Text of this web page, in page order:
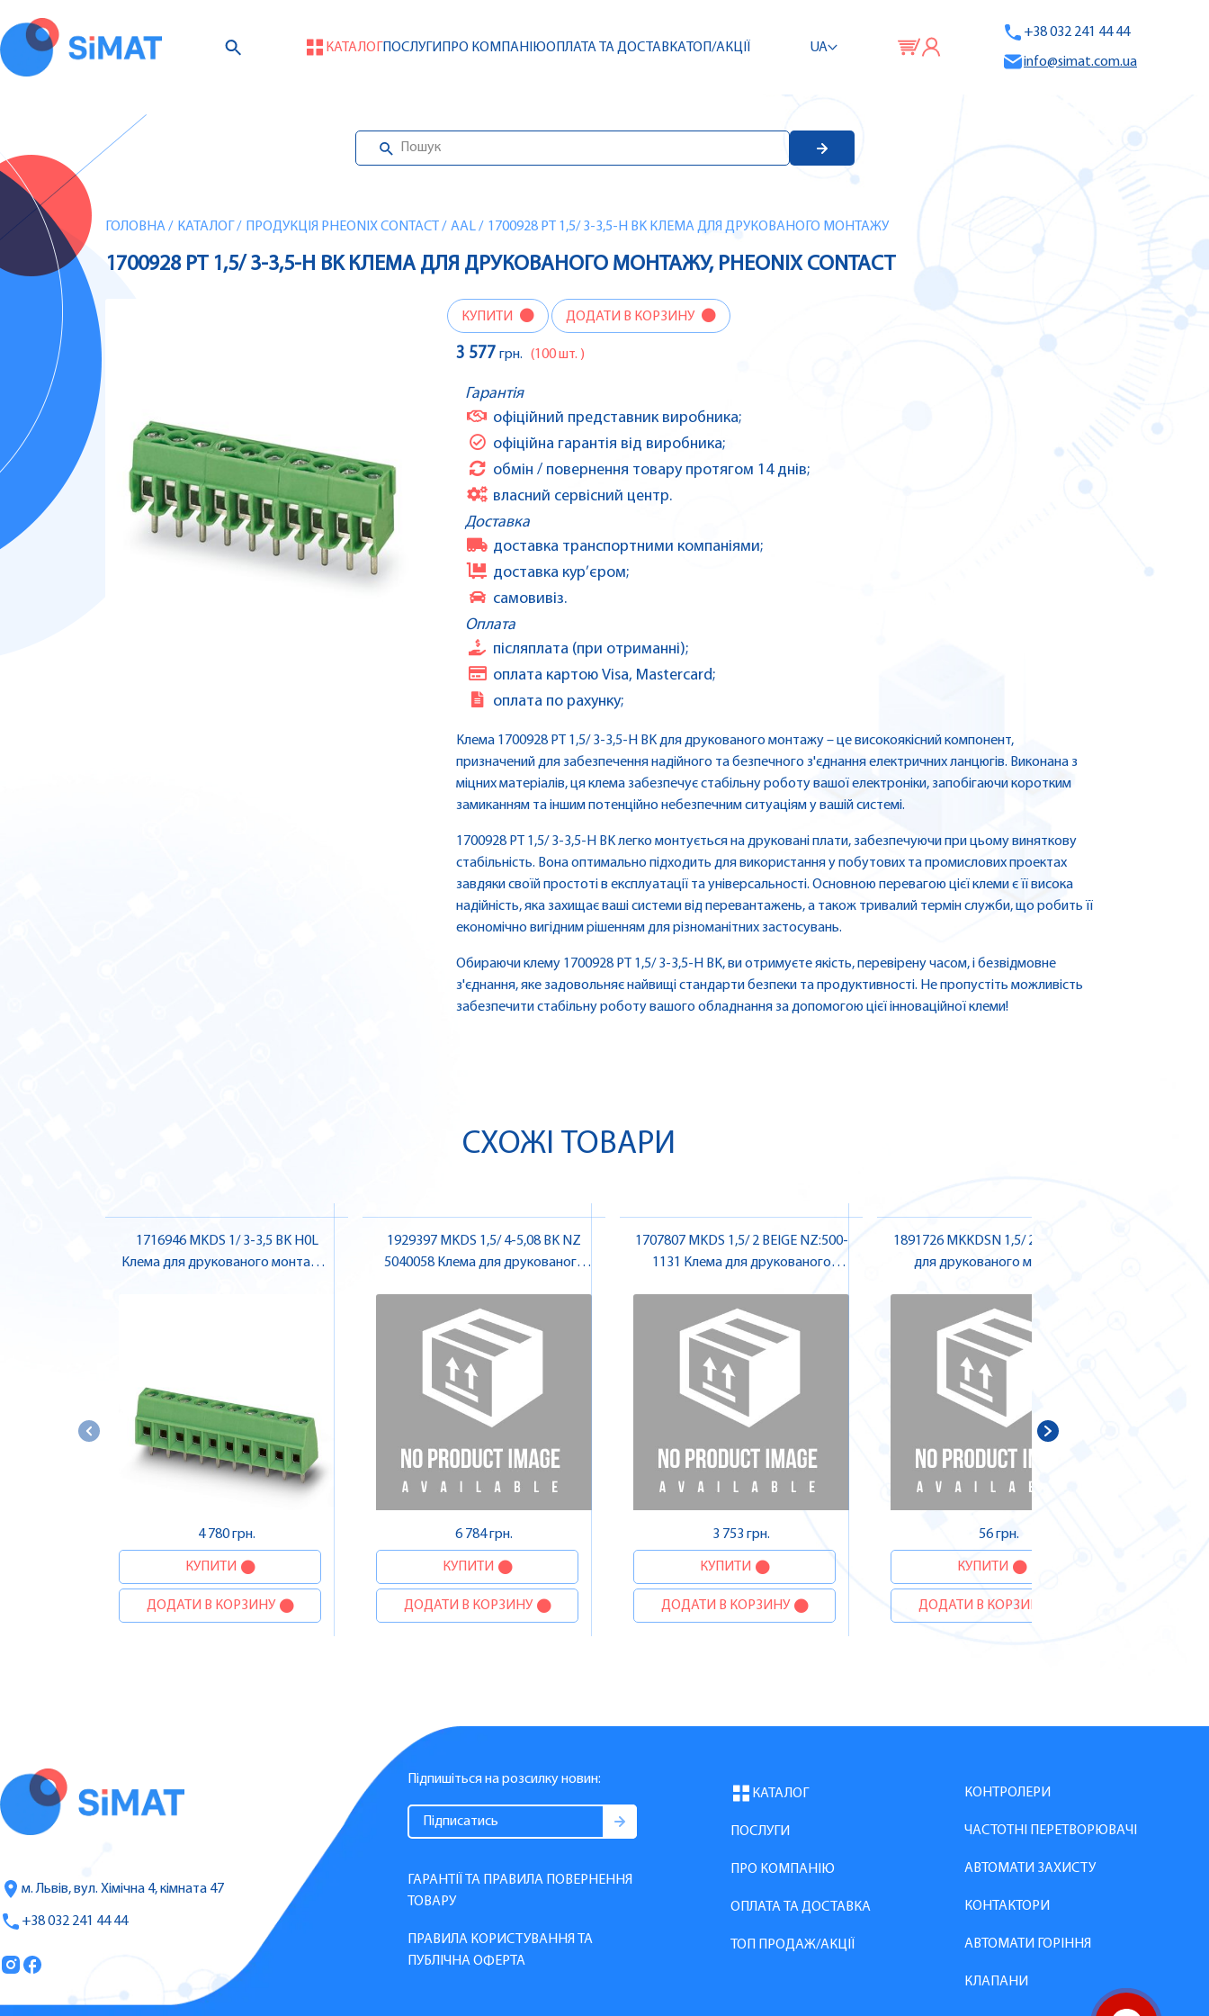
КАТАЛОГПОСЛУГИ ПРО КОМПАНІЮОПЛАТА ТА ДОСТАВКАТОП/АКЦІЇ UA
+38 032 241 44 44
info@simat.com.ua
ГОЛОВНА/ КАТАЛОГ / ПРОДУКЦІЯ PHEONIX CONTACT / AAL/ 1700928 PT 1,5/ 3-3,5-H BK КЛЕМА ДЛЯ ДРУКОВАНОГО МОНТАЖУ
1700928 PT 1,5/ 3-3,5-H BK КЛЕМА ДЛЯ ДРУКОВАНОГО МОНТАЖУ, PHEONIX CONTACT
КУПИТИ ДОДАТИ В КОРЗИНУ
3 577 грн. (100 шт. )
Гарантія
офіційний представник виробника;
офіційна гарантія від виробника;
обмін / повернення товару протягом 14 днів;
власний сервісний центр.
Доставка
доставка транспортними компаніями;
доставка кур’єром;
самовивіз.
Оплата
післяплата (при отриманні);
оплата картою Visa, Mastercard;
оплата по рахунку;
Клема 1700928 PT 1,5/ 3-3,5-H BK для друкованого монтажу – це високоякісний компонент,
призначений для забезпечення надійного та безпечного з'єднання електричних ланцюгів. Виконана з
міцних матеріалів, ця клема забезпечує стабільну роботу вашої електроніки, запобігаючи коротким
замиканням та іншим потенційно небезпечним ситуаціям у вашій системі.
1700928 PT 1,5/ 3-3,5-H BK легко монтується на друковані плати, забезпечуючи при цьому виняткову
стабільність. Вона оптимально підходить для використання у побутових та промислових проектах
завдяки своїй простоті в експлуатації та універсальності. Основною перевагою цієї клеми є її висока
надійність, яка захищає ваші системи від перевантажень, а також тривалий термін служби, що робить її
економічно вигідним рішенням для різноманітних застосувань.
Обираючи клему 1700928 PT 1,5/ 3-3,5-H BK, ви отримуєте якість, перевірену часом, і безвідмовне
з'єднання, яке задовольняє найвищі стандарти безпеки та продуктивності. Не пропустіть можливість
забезпечити стабільну роботу вашого обладнання за допомогою цієї інноваційної клеми!
СХОЖІ ТОВАРИ
1716946 MKDS 1/ 3-3,5 BK H0L
Клема для друкованого монтажу ,
4 780 грн.
КУПИТИ
ДОДАТИ В КОРЗИНУ
1929397 MKDS 1,5/ 4-5,08 BK NZ
5040058 Клема для друкованого
6 784 грн.
КУПИТИ
ДОДАТИ В КОРЗИНУ
1707807 MKDS 1,5/ 2 BEIGE NZ:500-
1131 Клема для друкованого
3 753 грн.
КУПИТИ
ДОДАТИ В КОРЗИНУ
1891726 MKKDSN 1,5/ 2 H1L Клема
для друкованого монтажу ,
56 грн.
КУПИТИ
ДОДАТИ В КОРЗИНУ
м. Львів, вул. Хімічна 4, кімната 47
+38 032 241 44 44
Підпишіться на розсилку новин:
ГАРАНТІЇ ТА ПРАВИЛА ПОВЕРНЕННЯ
ТОВАРУ
ПРАВИЛА КОРИСТУВАННЯ ТА
ПУБЛІЧНА ОФЕРТА
КАТАЛОГ
ПОСЛУГИ
ПРО КОМПАНІЮ
ОПЛАТА ТА ДОСТАВКА
ТОП ПРОДАЖ/АКЦІЇ
КОНТРОЛЕРИ
ЧАСТОТНІ ПЕРЕТВОРЮВАЧІ
АВТОМАТИ ЗАХИСТУ
КОНТАКТОРИ
АВТОМАТИ ГОРІННЯ
КЛАПАНИ